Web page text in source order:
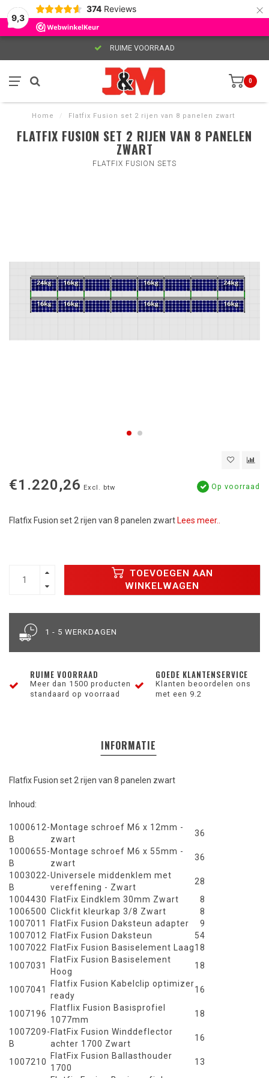
9,3
374 Reviews ×
RUIME VOORRAAD
0
Home / Flatfix Fusion set 2 rijen van 8 panelen zwart
FLATFIX FUSION SET 2 RIJEN VAN 8 PANELEN
ZWART
FLATFIX FUSION SETS
€1.220,26 Excl. btw Op voorraad
Flatfix Fusion set 2 rijen van 8 panelen zwart Lees meer..
TOEVOEGEN AAN
WINKELWAGEN
1 - 5 WERKDAGEN
RUIME VOORRAAD
Meer dan 1500 producten
standaard op voorraad
GOEDE KLANTENSERVICE
Klanten beoordelen ons
met een 9.2
INFORMATIE
Flatfix Fusion set 2 rijen van 8 panelen zwart
Inhoud:
1000612-
B
Montage schroef M6 x 12mm -
zwart
36
1000655-
B
Montage schroef M6 x 55mm -
zwart
36
1003022-
B
Universele middenklem met
vereffening - Zwart
28
1004430
FlatFix Eindklem 30mm Zwart
8
1006500 Clickfit kleurkap 3/8 Zwart
8
1007011
FlatFix Fusion Daksteun adapter
9
1007012
FlatFix Fusion Daksteun
54
1007022
FlatFix Fusion Basiselement Laag18
1007031
FlatFix Fusion Basiselement
Hoog
18
1007041
Flatfix Fusion Kabelclip optimizer
ready
16
1007196
Flatflix Fusion Basisprofiel
1077mm
18
1007209-
B
FlatFix Fusion Winddeflector
achter 1700 Zwart
16
1007210
FlatFix Fusion Ballasthouder
1700
13